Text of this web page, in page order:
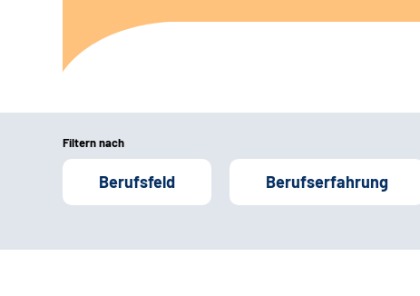
Filtern nach
Berufsfeld Berufserfahrung